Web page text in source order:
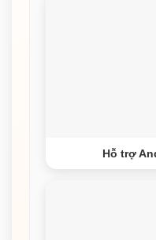
Hỗ trợ